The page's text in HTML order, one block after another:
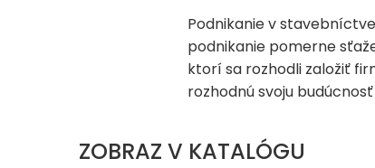
Podnikanie v
podnikanie pomerne
ktorí sa rozhodli založiť
rozhodnú svoju
ZOBRAZ V KATALÓGU